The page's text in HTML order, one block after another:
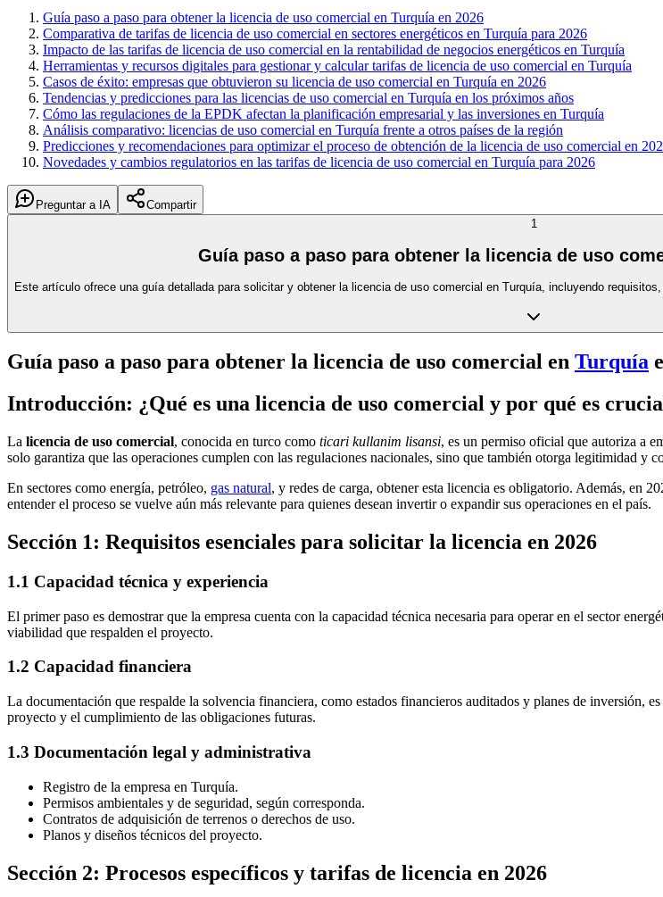
Guía paso a paso para obtener la licencia de uso comercial en Turquía en 2026
Comparativa de tarifas de licencia de uso comercial en sectores energéticos en Turquía para 2026
Impacto de las tarifas de licencia de uso comercial en la rentabilidad de negocios energéticos en Turquía
Herramientas y recursos digitales para gestionar y calcular tarifas de licencia de uso comercial en Turquía
Casos de éxito: empresas que obtuvieron su licencia de uso comercial en Turquía en 2026
Tendencias y predicciones para las licencias de uso comercial en Turquía en los próximos años
Cómo las regulaciones de la EPDK afectan la planificación empresarial y las inversiones en Turquía
Análisis comparativo: licencias de uso comercial en Turquía frente a otros países de la región
Predicciones y recomendaciones para optimizar el proceso de obtención de la licencia de uso comercial en
Novedades y cambios regulatorios en las tarifas de licencia de uso comercial en Turquía para 2026
Preguntar a IA
Compartir
1
Guía paso a paso para obtener la licencia de uso
Este artículo ofrece una guía detallada para solicitar y obtener la licencia de uso comercial en Turquía, incluyendo
Guía paso a paso para obtener la licencia de uso comercial en Turquía
Introducción: ¿Qué es una licencia de uso comercial y por qué es
La licencia de uso comercial, conocida en turco como ticari kullanim lisansi, es un permiso oficial que autoriza a
solo garantiza que las operaciones cumplen con las regulaciones nacionales, sino que también otorga legitimidad y
En sectores como energía, petróleo, gas natural, y redes de carga, obtener esta licencia es obligatorio. Además, en
entender el proceso se vuelve aún más relevante para quienes desean invertir o expandir sus operaciones en el país.
Sección 1: Requisitos esenciales para solicitar la licencia en 2026
1.1 Capacidad técnica y experiencia
El primer paso es demostrar que la empresa cuenta con la capacidad técnica necesaria para operar en el sector
viabilidad que respalden el proyecto.
1.2 Capacidad financiera
La documentación que respalde la solvencia financiera, como estados financieros auditados y planes de inversión,
proyecto y el cumplimiento de las obligaciones futuras.
1.3 Documentación legal y administrativa
Registro de la empresa en Turquía.
Permisos ambientales y de seguridad, según corresponda.
Contratos de adquisición de terrenos o derechos de uso.
Planos y diseños técnicos del proyecto.
Sección 2: Procesos específicos y tarifas de licencia en 2026